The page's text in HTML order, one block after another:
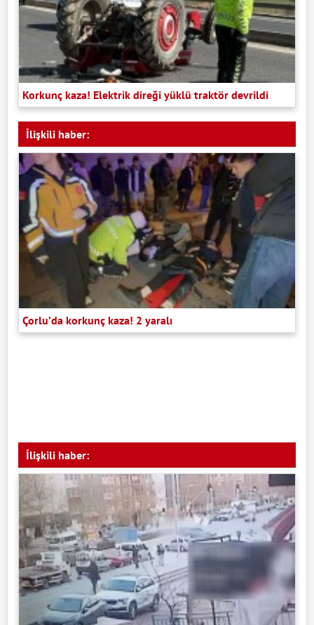
Korkunç kaza! Elektrik direği yüklü traktör devrildi
İlişkili haber:
Çorlu’da korkunç kaza! 2 yaralı
İlişkili haber: